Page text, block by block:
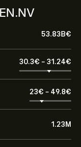
53.83B‎€‎
30.3‎€‎ - 31.24‎€‎
23‎€‎ - 49.8‎€‎
1.23M